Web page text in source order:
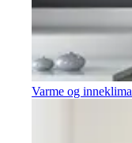
Varme og inneklima